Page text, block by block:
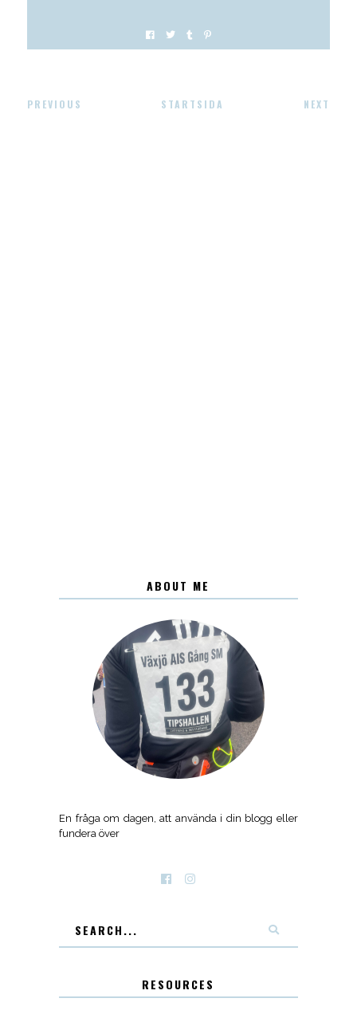
PREVIOUS STARTSIDA NEXT
ABOUT ME
En fråga om dagen, att använda i din blogg eller
fundera över
RESOURCES